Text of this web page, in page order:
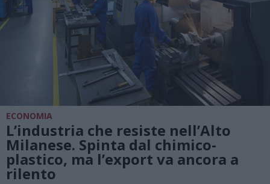
ECONOMIA
L’industria che resiste nell’Alto
Milanese. Spinta dal chimico-
plastico, ma l’export va ancora a
rilento